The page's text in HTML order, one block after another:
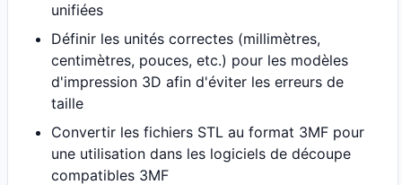
unifiées
Définir les unités correctes (millimètres,
centimètres, pouces, etc.) pour les modèles
d'impression 3D afin d'éviter les erreurs de
taille
Convertir les fichiers STL au format 3MF pour
une utilisation dans les logiciels de découpe
compatibles 3MF